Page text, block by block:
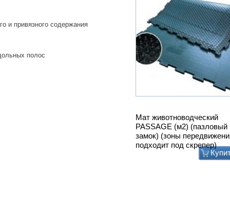
Мат животноводческий
PASSAGE (м2) (пазловый
замок) (зоны
подходит под скрепер)
и привязного содержания
полос